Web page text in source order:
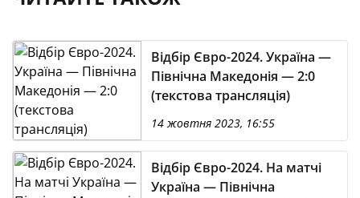
Відбір Євро-2024. Україна —
Північна Македонія — 2:0
(текстова трансляція)
14 жовтня 2023, 16:55
Відбір Євро-2024. На матчі
Україна — Північна